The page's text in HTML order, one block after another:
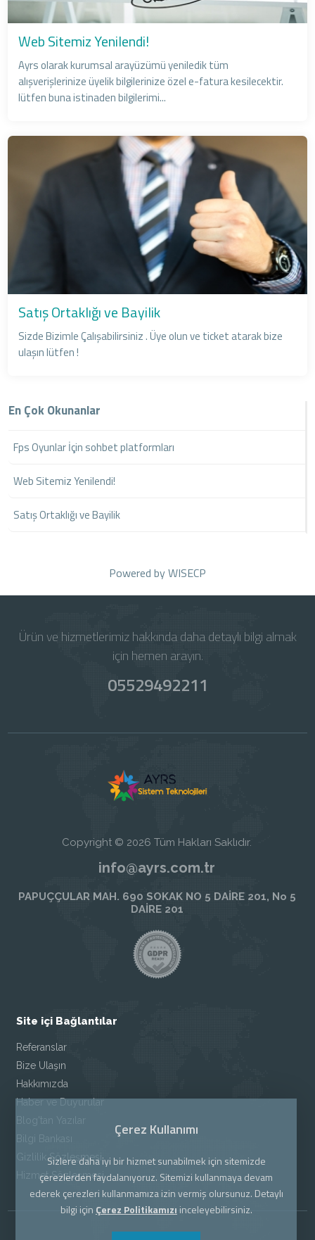
Web Sitemiz Yenilendi!
Ayrs olarak kurumsal arayüzümü yeniledik tüm
alışverişlerinize üyelik bilgilerinize özel e-fatura kesilecektir.
lütfen buna istinaden bilgilerimi...
Satış Ortaklığı ve Bayilik
Sizde Bizimle Çalışabilirsiniz . Üye olun ve ticket atarak bize
ulaşın lütfen !
En Çok Okunanlar
Fps Oyunlar İçin sohbet platformları
Web Sitemiz Yenilendi!
Satış Ortaklığı ve Bayilik
Powered byWISECP
Ürün ve hizmetlerimiz hakkında daha detaylı bilgi almak
için hemen arayın.
05529492211
Copyright © 2026 Tüm Hakları Saklıdır.
info@ayrs.com.tr
PAPUÇÇULAR MAH. 690 SOKAK NO 5 DAİRE 201, No 5
DAİRE 201
Site içi Bağlantılar
Referanslar
Bize Ulaşın
Hakkımızda
Haber ve Duyurular
Blog'tan Yazılar
Bilgi Bankası
Gizlilik Sözleşmesi
Hizmet Sözleşmesi
Çerez Kullanımı
Sizlere daha iyi bir hizmet sunabilmek için sitemizde
çerezlerden faydalanıyoruz. Sitemizi kullanmaya devam
ederek çerezleri kullanmamıza izin vermiş olursunuz. Detaylı
bilgi için Çerez Politikamızı inceleyebilirsiniz.